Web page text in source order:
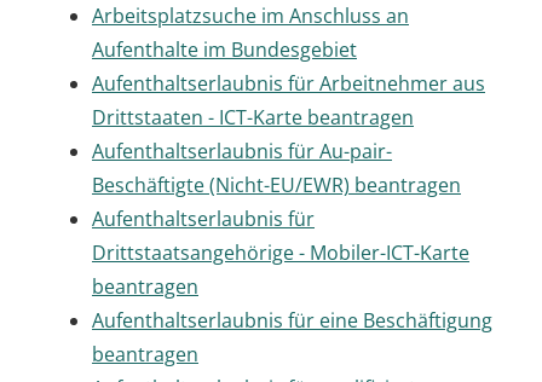
Arbeitsplatzsuche im Anschluss an
Aufenthalte im Bundesgebiet
Aufenthaltserlaubnis für Arbeitnehmer aus
Drittstaaten - ICT-Karte beantragen
Aufenthaltserlaubnis für Au-pair-
Beschäftigte (Nicht-EU/EWR) beantragen
Aufenthaltserlaubnis für
Drittstaatsangehörige - Mobiler-ICT-Karte
beantragen
Aufenthaltserlaubnis für eine Beschäftigung
beantragen